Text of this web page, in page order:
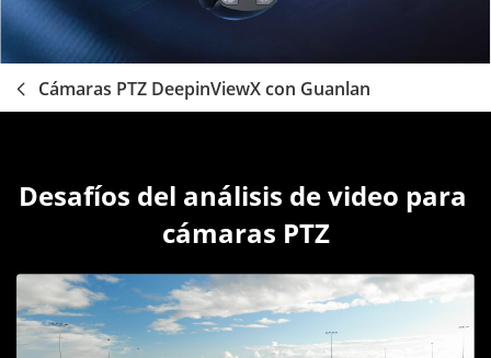
Cámaras PTZ DeepinViewX con Guanlan
Desafíos del análisis de video para
cámaras PTZ